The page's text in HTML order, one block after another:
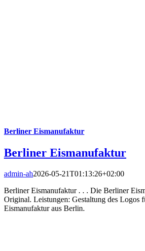
Berliner Eismanufaktur
Berliner Eismanufaktur
admin-ah2026-05-21T01:13:26+02:00
Berliner Eismanufaktur . . . Die Berliner
Original. Leistungen: Gestaltung des Logos
Eismanufaktur aus Berlin.